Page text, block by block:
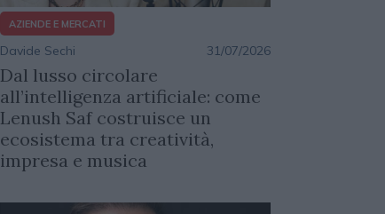
AZIENDE E MERCATI
Davide Sechi 31/07/2026
Dal lusso circolare
all’intelligenza artificiale: come
Lenush Saf costruisce un
ecosistema tra creatività,
impresa e musica